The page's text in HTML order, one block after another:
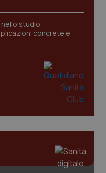
studio
concrete e
CookieScript
www.quotidianosanita.it